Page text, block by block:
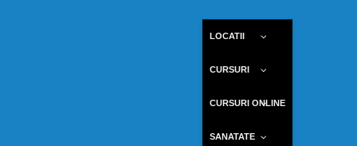
LOCATII
CURSURI
CURSURI ONLINE
SANATATE